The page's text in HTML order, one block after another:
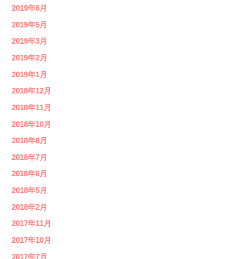
2019年6月
2019年5月
2019年3月
2019年2月
2019年1月
2018年12月
2018年11月
2018年10月
2018年8月
2018年7月
2018年6月
2018年5月
2018年2月
2017年11月
2017年10月
2017年7月